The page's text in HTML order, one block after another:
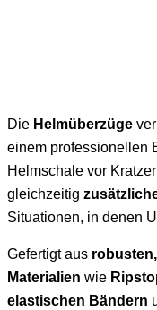
Die Helmüberzüge
einem professionellen
Helmschale vor
gleichzeitig
Situationen, in denen
Gefertigt aus
Materialien wie
elastischen Bändern